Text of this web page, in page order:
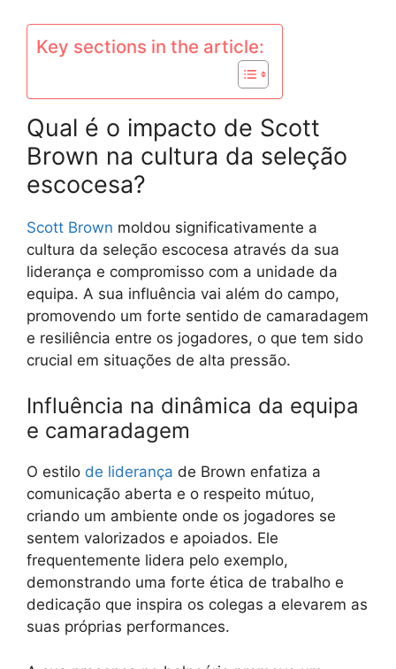
Key sections in the article:
Qual é o impacto de Scott
Brown na cultura da seleção
escocesa?
Scott Brown moldou significativamente a
cultura da seleção escocesa através da sua
liderança e compromisso com a unidade da
equipa. A sua influência vai além do campo,
promovendo um forte sentido de camaradagem
e resiliência entre os jogadores, o que tem sido
crucial em situações de alta pressão.
Influência na dinâmica da equipa
e camaradagem
O estilo de liderança de Brown enfatiza a
comunicação aberta e o respeito mútuo,
criando um ambiente onde os jogadores se
sentem valorizados e apoiados. Ele
frequentemente lidera pelo exemplo,
demonstrando uma forte ética de trabalho e
dedicação que inspira os colegas a elevarem as
suas próprias performances.